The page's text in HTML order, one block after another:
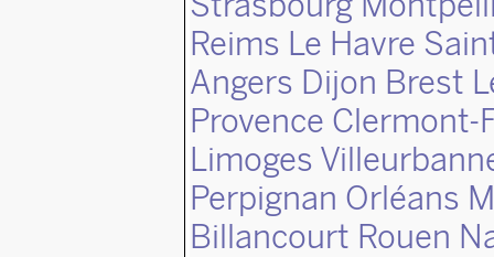
Reims Le Havre
Angers Dijon Brest
Provence Clermont-
Limoges
Perpignan Orléans
Billancourt Rouen